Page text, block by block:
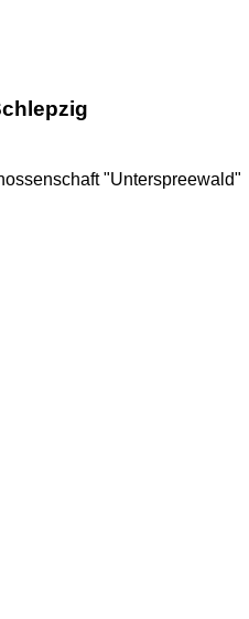
"Unterspreewald"